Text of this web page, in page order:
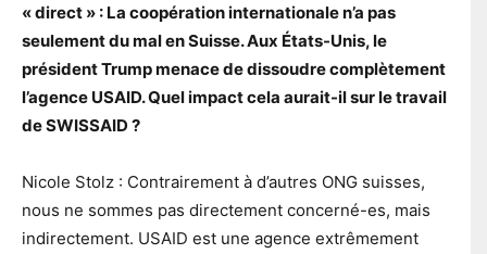
« direct » : La coopération internationale n’a pas
seulement du mal en Suisse. Aux États-Unis, le
président Trump menace de dissoudre complètement
l’agence USAID. Quel impact cela aurait-il sur le travail
de SWISSAID ?
Nicole Stolz : Contrairement à d’autres ONG suisses,
nous ne sommes pas directement concerné-es, mais
indirectement. USAID est une agence extrêmement